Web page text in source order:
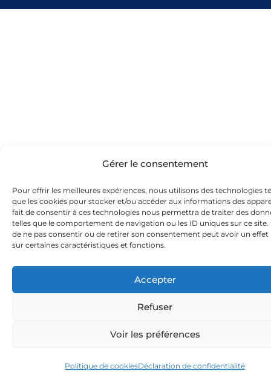
Gérer le consentement
Pour offrir les meilleures expériences, nous utilisons des technologies
que les cookies pour stocker et/ou accéder aux informations des
fait de consentir à ces technologies nous permettra de traiter des
telles que le comportement de navigation ou les ID uniques sur ce site.
de ne pas consentir ou de retirer son consentement peut avoir un effet
sur certaines caractéristiques et fonctions.
Accepter
Refuser
Voir les préférences
Politique de cookiesDéclaration de confidentialité